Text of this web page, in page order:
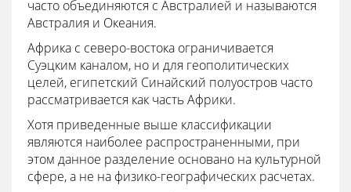
часто объединяются с Австралией и называются
Австралия и Океания.
Африка с северо-востока ограничивается
Суэцким каналом, но и для геополитических
целей, египетский Синайский полуостров часто
рассматривается как часть Африки.
Хотя приведенные выше классификации
являются наиболее распространенными, при
этом данное разделение основано на культурной
сфере, а не на физико-географических расчетах.